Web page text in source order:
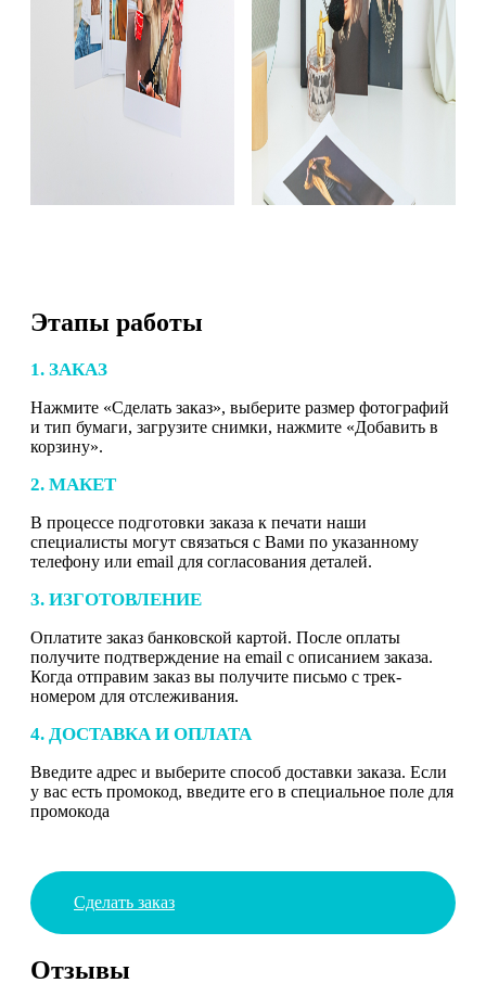
Этапы работы
1. ЗАКАЗ
Нажмите «Сделать заказ», выберите размер фотографий
и тип бумаги, загрузите снимки, нажмите «Добавить в
корзину».
2. МАКЕТ
В процессе подготовки заказа к печати наши
специалисты могут связаться с Вами по указанному
телефону или email для согласования деталей.
3. ИЗГОТОВЛЕНИЕ
Оплатите заказ банковской картой. После оплаты
получите подтверждение на email с описанием заказа.
Когда отправим заказ вы получите письмо с трек-
номером для отслеживания.
4. ДОСТАВКА И ОПЛАТА
Введите адрес и выберите способ доставки заказа. Если
у вас есть промокод, введите его в специальное поле для
промокода
Сделать заказ
Отзывы